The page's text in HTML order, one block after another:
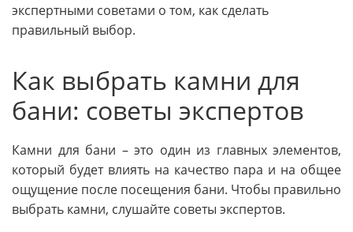
экспертными советами о том, как сделать
правильный выбор.
Как выбрать камни для
бани: советы экспертов
Камни для бани – это один из главных элементов,
который будет влиять на качество пара и на общее
ощущение после посещения бани. Чтобы правильно
выбрать камни, слушайте советы экспертов.